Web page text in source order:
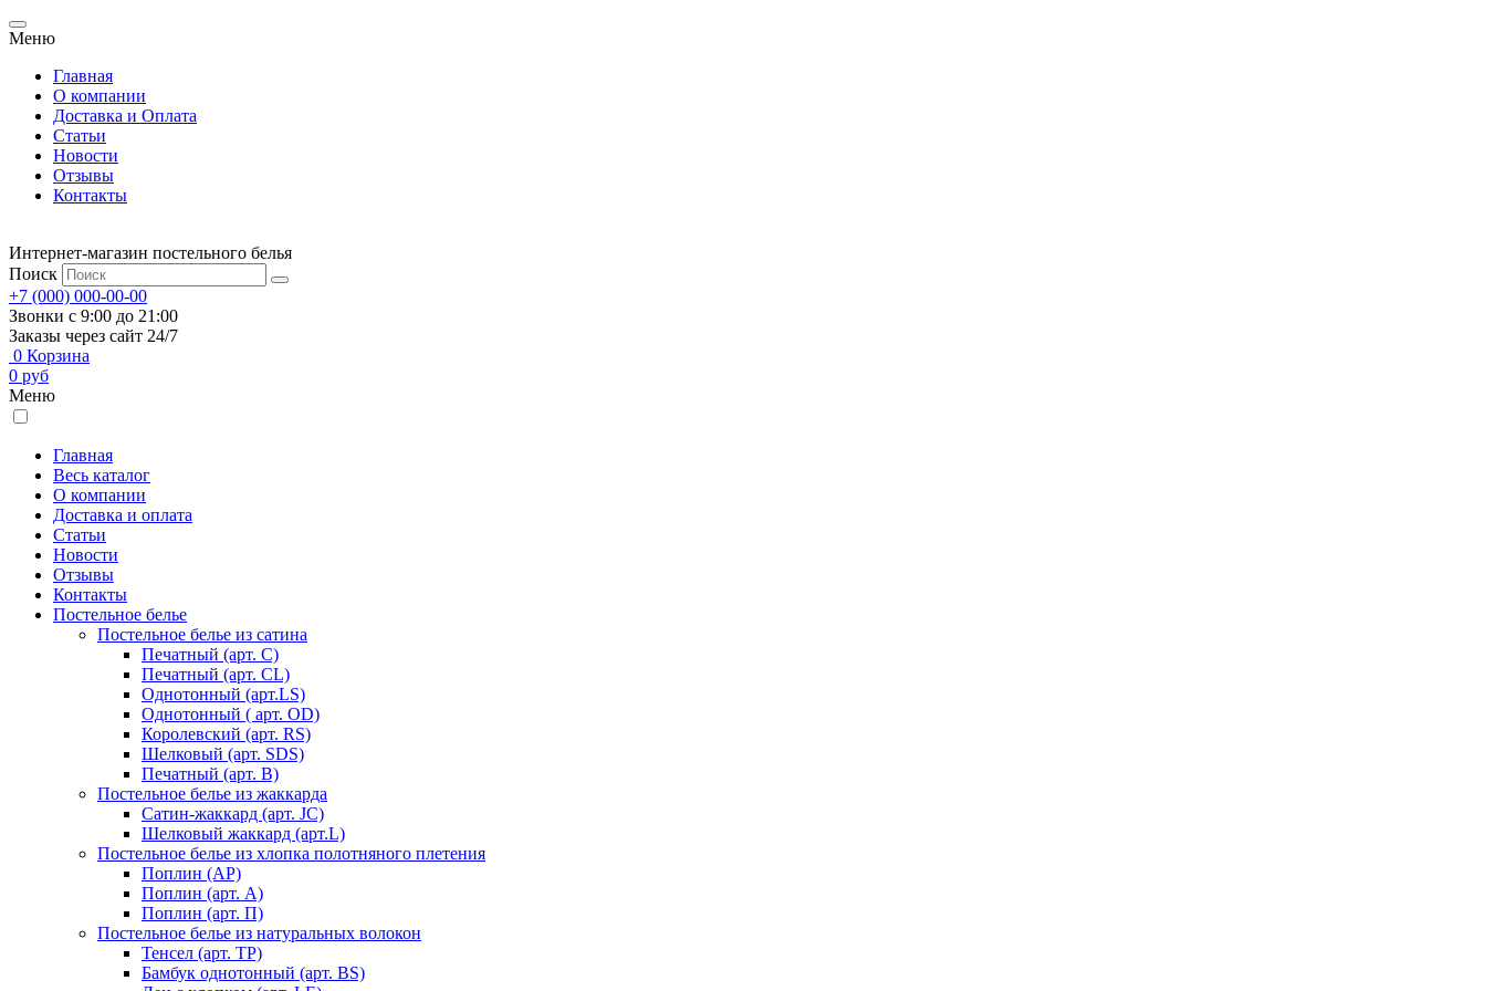
Меню
Главная
О компании
Доставка и Оплата
Статьи
Новости
Отзывы
Контакты
Интернет-магазин постельного белья
Поиск
+7 (000) 000-00-00
Звонки с 9:00 до 21:00
Заказы через сайт 24/7
0 Корзина
0 руб
Меню
Главная
Весь каталог
О компании
Доставка и оплата
Статьи
Новости
Отзывы
Контакты
Постельное белье
Постельное белье из сатина
Печатный (арт. С)
Печатный (арт. СL)
Однотонный (арт.LS)
Однотонный ( арт. OD)
Королевский (арт. RS)
Шелковый (арт. SDS)
Печатный (арт. В)
Постельное белье из жаккарда
Сатин-жаккард (арт. JC)
Шелковый жаккард (арт.L)
Постельное белье из хлопка полотняного плетения
Поплин (AP)
Поплин (арт. А)
Поплин (арт. П)
Постельное белье из натуральных волокон
Тенсел (арт. ТР)
Бамбук однотонный (арт. BS)